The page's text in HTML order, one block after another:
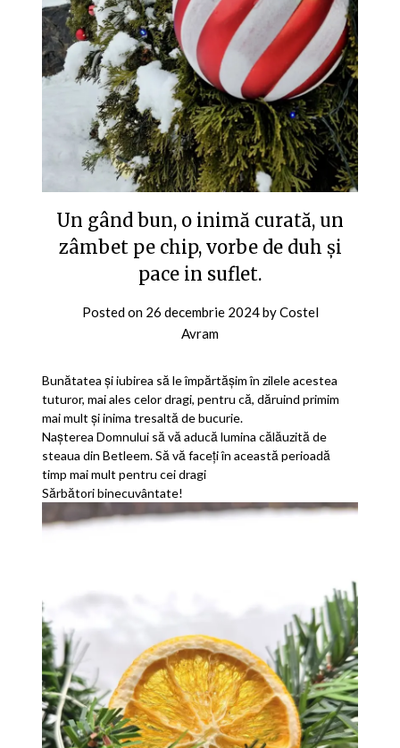
Un gând bun, o inimă curată, un
zâmbet pe chip, vorbe de duh și
pace in suflet.
Posted on 26 decembrie 2024byCostel
Avram
Bunătatea și iubirea să le împărtășim în zilele acestea
tuturor, mai ales celor dragi, pentru că, dăruind primim
mai mult și inima tresaltă de bucurie.
Nașterea Domnului să vă aducă lumina călăuzită de
steaua din Betleem. Să vă faceți în această perioadă
timp mai mult pentru cei dragi
Sărbători binecuvântate!